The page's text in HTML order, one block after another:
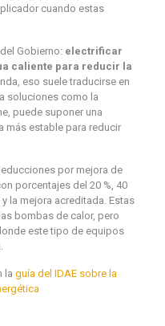
cuando estas
Gobierno: electrificar
caliente para reducir la
eso suele traducirse en
soluciones como la
puede suponer una
más estable para reducir
por mejora de
porcentajes del 20 %, 40
la mejora acreditada. Estas
bombas de calor, pero
este tipo de equipos
la guía del IDAE sobre la